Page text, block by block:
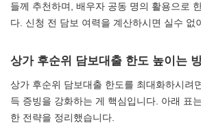
들께 추천하며, 배우자 공동 명의 활용으로
다. 신청 전 담보 여력을 계산하시면 실수 없
상가 후순위 담보대출 한도 높이는
상가 후순위 담보대출 한도를 최대화하시려
득 증빙을 강화하는 게 핵심입니다. 아래 표
한 전략을 정리했습니다.